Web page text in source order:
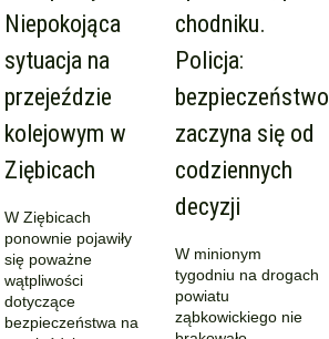
Niepokojąca
sytuacja na
przejeździe
kolejowym w
Ziębicach
W Ziębicach
ponownie pojawiły
się poważne
wątpliwości
dotyczące
bezpieczeństwa na
chodniku.
Policja:
bezpieczeństwo
zaczyna się od
codziennych
decyzji
W minionym
tygodniu na drogach
powiatu
ząbkowickiego nie